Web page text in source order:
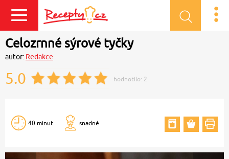
Přihlásit se
Celozrnné sýrové tyčky
autor: Redakce
5.0 hodnotilo: 2
40 minut snadné